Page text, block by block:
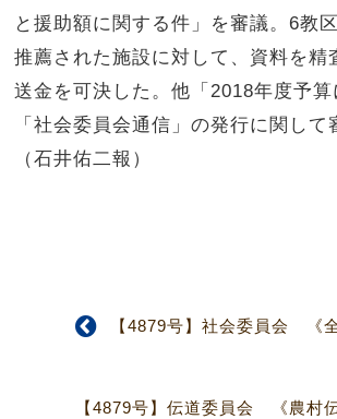
と援助額に関する件」を審議。6教
推薦された施設に対して、資料を精
送金を可決した。他「2018年度予
「社会委員会通信」の発行に関して
（石井佑二報）